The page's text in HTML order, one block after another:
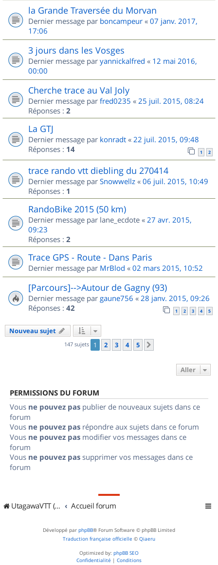
la Grande Traversée du Morvan
Dernier message par boncampeur « 07 janv. 2017,
17:06
3 jours dans les Vosges
Dernier message par yannickalfred « 12 mai 2016,
00:00
Cherche trace au Val Joly
Dernier message par fred0235 « 25 juil. 2015, 08:24
Réponses : 2
La GTJ
Dernier message par konradt « 22 juil. 2015, 09:48
Réponses : 14 1 2
trace rando vtt diebling du 270414
Dernier message par Snowwellz « 06 juil. 2015, 10:49
Réponses : 1
RandoBike 2015 (50 km)
Dernier message par lane_ecdote « 27 avr. 2015,
09:23
Réponses : 2
Trace GPS - Route - Dans Paris
Dernier message par MrBlod « 02 mars 2015, 10:52
[Parcours]-->Autour de Gagny (93)
Dernier message par gaune756 « 28 janv. 2015, 09:26
Réponses : 42 1 2 3 4 5
Nouveau sujet
147 sujets 1 2 3 4 5
Aller
PERMISSIONS DU FORUM
Vous ne pouvez pas publier de nouveaux sujets dans ce
forum
Vous ne pouvez pas répondre aux sujets dans ce forum
Vous ne pouvez pas modifier vos messages dans ce
forum
Vous ne pouvez pas supprimer vos messages dans ce
forum
UtagawaVTT (Randos VTT et VTTAE avec traces GPS) Accueil forum
Développé par phpBB® Forum Software © phpBB Limited
Traduction française officielle © Qiaeru
Optimized by: phpBB SEO
Confidentialité | Conditions